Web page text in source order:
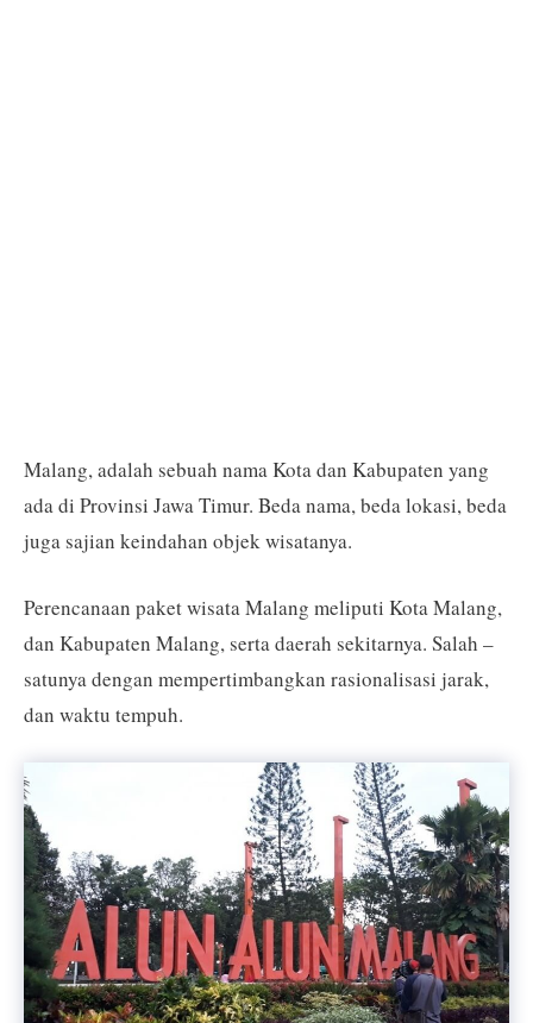
Malang, adalah sebuah nama Kota dan Kabupaten yang
ada di Provinsi Jawa Timur. Beda nama, beda lokasi, beda
juga sajian keindahan objek wisatanya.
Perencanaan paket wisata Malang meliputi Kota Malang,
dan Kabupaten Malang, serta daerah sekitarnya. Salah –
satunya dengan mempertimbangkan rasionalisasi jarak,
dan waktu tempuh.